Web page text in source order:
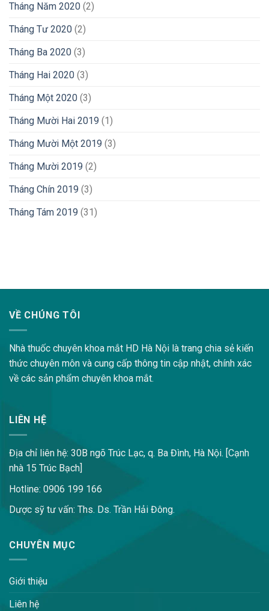
Tháng Năm 2020 (2)
Tháng Tư 2020 (2)
Tháng Ba 2020 (3)
Tháng Hai 2020 (3)
Tháng Một 2020 (3)
Tháng Mười Hai 2019 (1)
Tháng Mười Một 2019 (3)
Tháng Mười 2019 (2)
Tháng Chín 2019 (3)
Tháng Tám 2019 (31)
VỀ CHÚNG TÔI
Nhà thuốc chuyên khoa mắt HD Hà Nội là trang chia sẻ kiến
thức chuyên môn và cung cấp thông tin cập nhật, chính xác
về các sản phẩm chuyên khoa mắt.
LIÊN HỆ
Địa chỉ liên hệ: 30B ngõ Trúc Lạc, q. Ba Đình, Hà Nội. [Cạnh
nhà 15 Trúc Bạch]
Hotline: 0906 199 166
Dược sỹ tư vấn: Ths. Ds. Trần Hải Đông.
CHUYÊN MỤC
Giới thiệu
Liên hệ